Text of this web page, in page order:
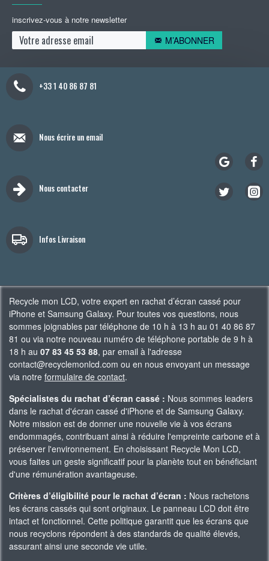
inscrivez-vous à notre newsletter
M’ABONNER
+33 1 40 86 87 81
Nous écrire un email
Nous contacter
Infos Livraison
Recycle mon LCD, votre expert en rachat d’écran cassé pour
iPhone et Samsung Galaxy. Pour toutes vos questions, nous
sommes joignables par téléphone de 10 h à 13 h au 01 40 86 87
81 ou via notre nouveau numéro de téléphone portable de 9 h à
18 h au 07 83 45 53 88, par email à l'adresse
contact@recyclemonlcd.com ou en nous envoyant un message
via notre formulaire de contact.
Spécialistes du rachat d’écran cassé : Nous sommes leaders
dans le rachat d'écran cassé d'iPhone et de Samsung Galaxy.
Notre mission est de donner une nouvelle vie à vos écrans
endommagés, contribuant ainsi à réduire l'empreinte carbone et à
préserver l'environnement. En choisissant Recycle Mon LCD,
vous faites un geste significatif pour la planète tout en bénéficiant
d'une rémunération avantageuse.
Critères d’éligibilité pour le rachat d’écran : Nous rachetons
les écrans cassés qui sont originaux. Le panneau LCD doit être
intact et fonctionnel. Cette politique garantit que les écrans que
nous recyclons répondent à des standards de qualité élevés,
assurant ainsi une seconde vie utile.